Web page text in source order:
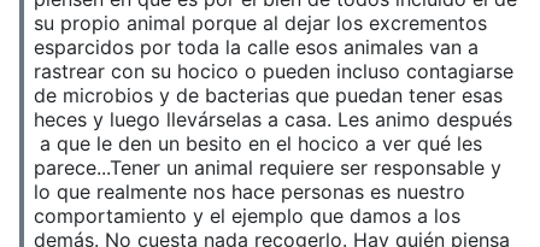
su propio animal porque al dejar los excrementos
esparcidos por toda la calle esos animales van a
rastrear con su hocico o pueden incluso contagiarse
de microbios y de bacterias que puedan tener esas
heces y luego llevárselas a casa. Les animo después
a que le den un besito en el hocico a ver qué les
parece...Tener un animal requiere ser responsable y
lo que realmente nos hace personas es nuestro
comportamiento y el ejemplo que damos a los
demás. No cuesta nada recogerlo. Hay quién piensa